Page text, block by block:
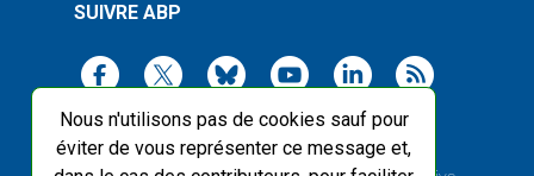
Nous n'utilisons pas de cookies sauf pour
éviter de vous représenter ce message et,
SUIVRE ABP